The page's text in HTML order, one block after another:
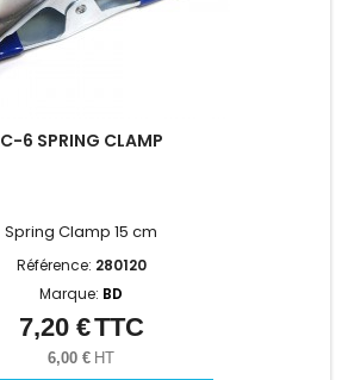
C-6 SPRING CLAMP
Spring Clamp 15 cm
Référence: 280120
Marque: BD
Prix
7,20 €TTC
6,00 € HT